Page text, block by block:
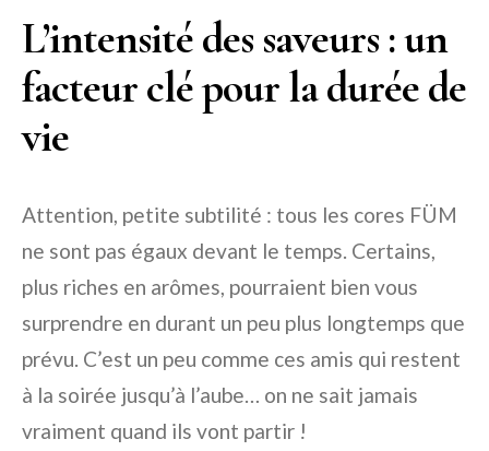
L’intensité des saveurs : un
facteur clé pour la durée de
vie
Attention, petite subtilité : tous les cores FÜM
ne sont pas égaux devant le temps. Certains,
plus riches en arômes, pourraient bien vous
surprendre en durant un peu plus longtemps que
prévu. C’est un peu comme ces amis qui restent
à la soirée jusqu’à l’aube… on ne sait jamais
vraiment quand ils vont partir !